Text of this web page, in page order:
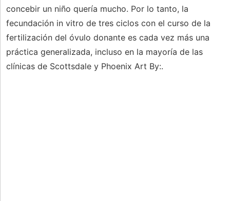
concebir un niño quería mucho. Por lo tanto, la
fecundación in vitro de tres ciclos con el curso de la
fertilización del óvulo donante es cada vez más una
práctica generalizada, incluso en la mayoría de las
clínicas de Scottsdale y Phoenix Art By:.